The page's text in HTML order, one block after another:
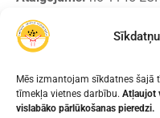
Mēs izmantojam sīkdatnes šajā
tīmekļa vietnes darbību. Atļaujot
vislabāko pārlūkošanas pieredzi.
likmi
Iesniedzamie dokumenti:
o izglītību apliecinošu
Amata pretendenti